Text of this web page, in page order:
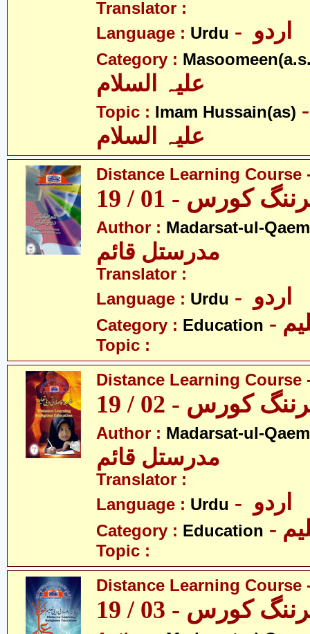
Translator :
Language : Urdu
Category :
Topic : Imam Hussain(as)
علیہ السلام
Distance Learning Course
کورس - 01 / 19
Author : Madarsat-ul-
مدرستل قائم
Translator :
Language : Urdu
Category : Education
Topic :
Distance Learning Course
کورس - 02 / 19
Author : Madarsat-ul-
مدرستل قائم
Translator :
Language : Urdu
Category : Education
Topic :
Distance Learning Course
کورس - 03 / 19